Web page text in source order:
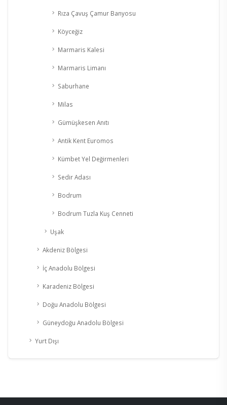
Rıza Çavuş Çamur Banyosu
Köyceğiz
Marmaris Kalesi
Marmaris Limanı
Saburhane
Milas
Gümüşkesen Anıtı
Antik Kent Euromos
Kümbet Yel Değirmenleri
Sedir Adası
Bodrum
Bodrum Tuzla Kuş Cenneti
Uşak
Akdeniz Bölgesi
İç Anadolu Bölgesi
Karadeniz Bölgesi
Doğu Anadolu Bölgesi
Güneydoğu Anadolu Bölgesi
Yurt Dışı